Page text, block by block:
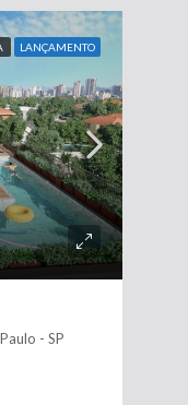
LANÇAMENTO
- SP